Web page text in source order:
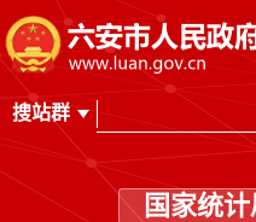
国家统